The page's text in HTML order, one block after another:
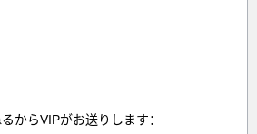
からVIPがお送りします：